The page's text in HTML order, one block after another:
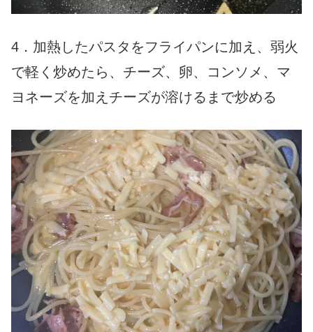
4．加熱したパスタをフライパンに加え、弱火
で軽く炒めたら、チーズ、卵、コンソメ、マ
ヨネーズを加えチーズが溶けるまで炒める